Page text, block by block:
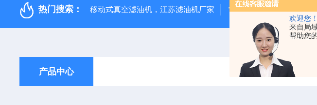
欢迎您！
来自局
帮助您
热门搜索： 移动式真空滤油机，江苏滤油机厂家 雷电冲击发生器
产品中心